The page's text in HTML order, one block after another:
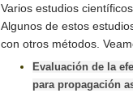
Varios estudios
Algunos de estos
con otros métodos.
Evaluación de la
para propagación